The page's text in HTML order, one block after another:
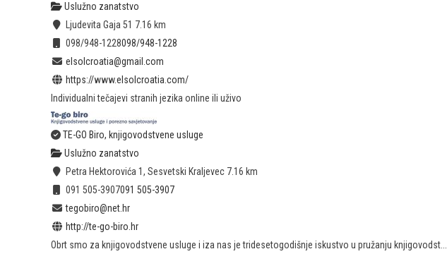
Uslužno zanatstvo
Ljudevita Gaja 51 7.16 km
098/948-1228098/948-1228
elsolcroatia@gmail.com
https://www.elsolcroatia.com/
Individualni tečajevi stranih jezika online ili uživo
TE-GO Biro, knjigovodstvene usluge
Uslužno zanatstvo
Petra Hektorovića 1, Sesvetski Kraljevec 7.16 km
091 505-3907091 505-3907
tegobiro@net.hr
http://te-go-biro.hr
Obrt smo za knjigovodstvene usluge i iza nas je tridesetogodišnje iskustvo u pružanju knjigovodst...